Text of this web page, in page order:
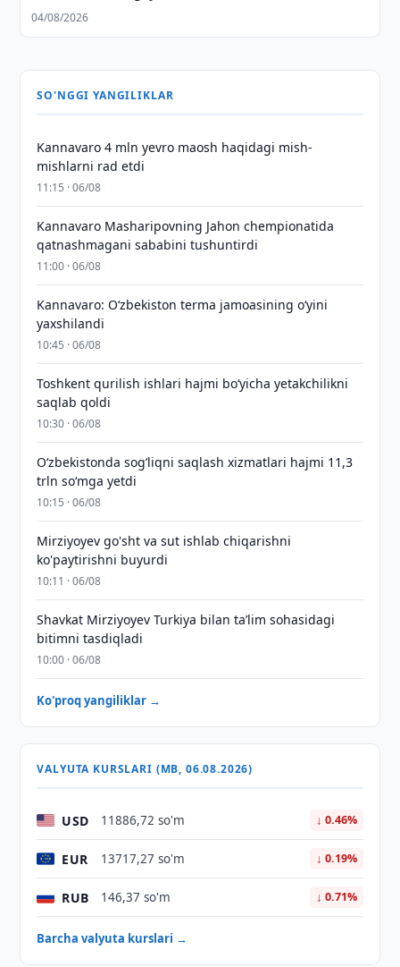
04/08/2026
SO'NGGI YANGILIKLAR
Kannavaro 4 mln yevro maosh haqidagi mish-
mishlarni rad etdi
11:15 · 06/08
Kannavaro Masharipovning Jahon chempionatida
qatnashmagani sababini tushuntirdi
11:00 · 06/08
Kannavaro: O‘zbekiston terma jamoasining o‘yini
yaxshilandi
10:45 · 06/08
Toshkent qurilish ishlari hajmi bo‘yicha yetakchilikni
saqlab qoldi
10:30 · 06/08
O‘zbekistonda sog‘liqni saqlash xizmatlari hajmi 11,3
trln so‘mga yetdi
10:15 · 06/08
Mirziyoyev go'sht va sut ishlab chiqarishni
ko'paytirishni buyurdi
10:11 · 06/08
Shavkat Mirziyoyev Turkiya bilan taʼlim sohasidagi
bitimni tasdiqladi
10:00 · 06/08
Ko'proq yangiliklar →
VALYUTA KURSLARI (MB, 06.08.2026)
USD 11886,72 so'm ↓ 0.46%
EUR 13717,27 so'm ↓ 0.19%
RUB 146,37 so'm ↓ 0.71%
Barcha valyuta kurslari →